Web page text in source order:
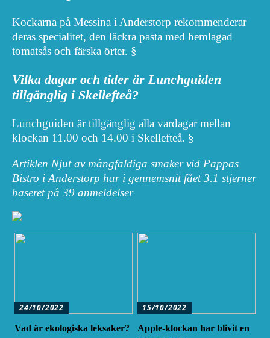
Kockarna på Messina i Anderstorp rekommenderar
deras specialitet, den läckra pasta med hemlagad
tomatsås och färska örter. §
Vilka dagar och tider är Lunchguiden
tillgänglig i Skellefteå?
Lunchguiden är tillgänglig alla vardagar mellan
klockan 11.00 och 14.00 i Skellefteå. §
Artiklen Njut av mångfaldiga smaker vid Pappas
Bistro i Anderstorp har i gennemsnit fået3.1 stjerner
baseret på 39 anmeldelser
24/10/2022
Vad är ekologiska leksaker?
15/10/2022
Apple-klockan har blivit en